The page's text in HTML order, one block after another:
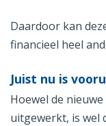
Daardoor kan
financieel heel
Juist nu is
Hoewel de
uitgewerkt, is wel